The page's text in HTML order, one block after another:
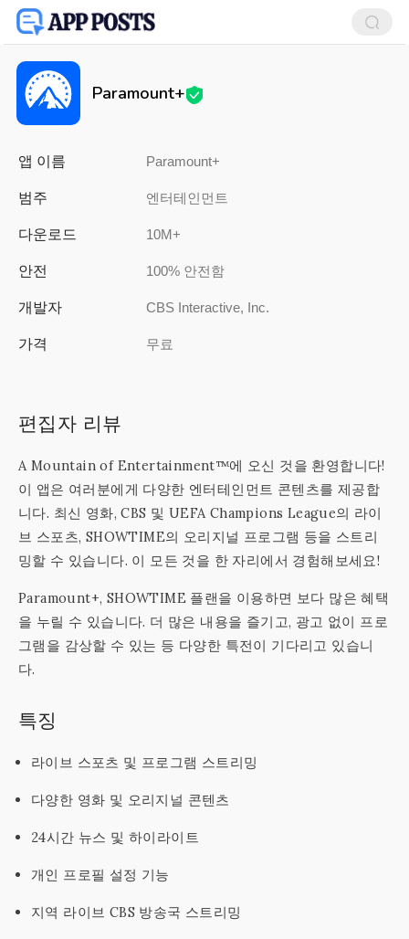
Paramount+
앱 이름 Paramount+
범주 엔터테인먼트
다운로드 10M+
안전 100% 안전함
개발자 CBS Interactive, Inc.
가격 무료
편집자 리뷰
A Mountain of Entertainment™에 오신 것을 환영합니다!
이 앱은 여러분에게 다양한 엔터테인먼트 콘텐츠를 제공합
니다. 최신 영화, CBS 및 UEFA Champions League의 라이
브 스포츠, SHOWTIME의 오리지널 프로그램 등을 스트리
밍할 수 있습니다. 이 모든 것을 한 자리에서 경험해보세요!
Paramount+, SHOWTIME 플랜을 이용하면 보다 많은 혜택
을 누릴 수 있습니다. 더 많은 내용을 즐기고, 광고 없이 프로
그램을 감상할 수 있는 등 다양한 특전이 기다리고 있습니
다.
특징
라이브 스포츠 및 프로그램 스트리밍
다양한 영화 및 오리지널 콘텐츠
24시간 뉴스 및 하이라이트
개인 프로필 설정 기능
지역 라이브 CBS 방송국 스트리밍